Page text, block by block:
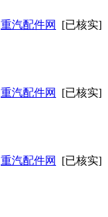
重汽配件网 [已核实]
重汽配件网 [已核实]
重汽配件网 [已核实]